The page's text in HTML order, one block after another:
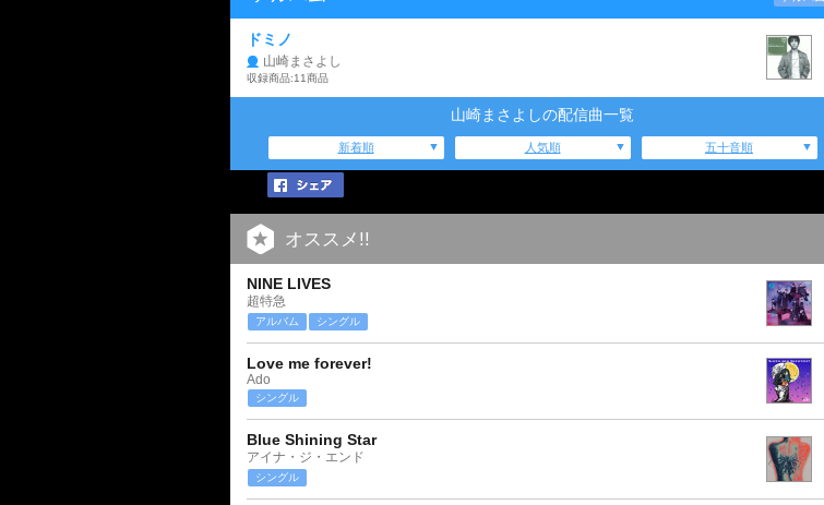
ドミノ
山崎まさよし
収録商品:11商品
山崎まさよしの配信曲一覧
新着順 人気順 五十音順
オススメ!!
NINE LIVES
超特急
アルバム シングル
Love me forever!
Ado
シングル
Blue Shining Star
アイナ・ジ・エンド
シングル